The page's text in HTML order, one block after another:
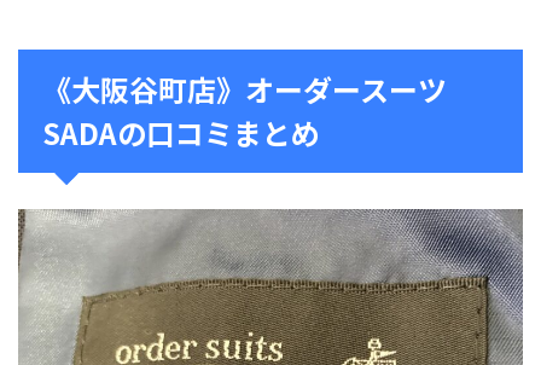
《大阪谷町店》オーダースーツ
SADAの口コミまとめ